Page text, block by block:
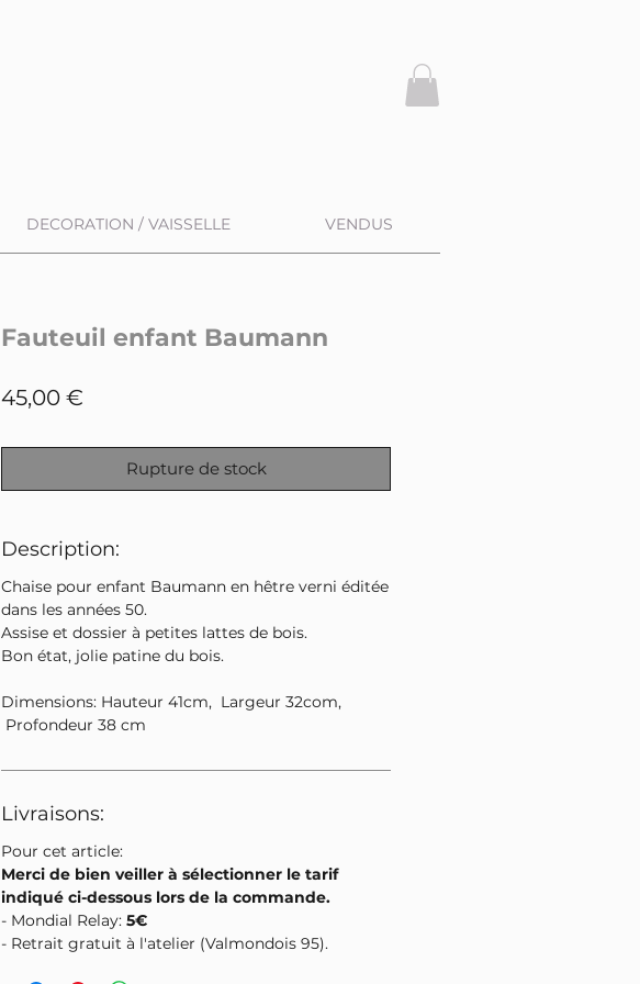
DECORATION / VAISSELLE VENDUS
Fauteuil enfant Baumann
45,00 €
Rupture de stock
Description:
Chaise pour enfant Baumann en hêtre verni éditée
dans les années 50.
Assise et dossier à petites lattes de bois.
Bon état, jolie patine du bois.
Dimensions: Hauteur 41cm, Largeur 32com,
Profondeur 38 cm
Livraisons:
Pour cet article:
Merci de bien veiller à sélectionner le tarif
indiqué ci-dessous lors de la commande.
- Mondial Relay: 5€
- Retrait gratuit à l'atelier (Valmondois 95).